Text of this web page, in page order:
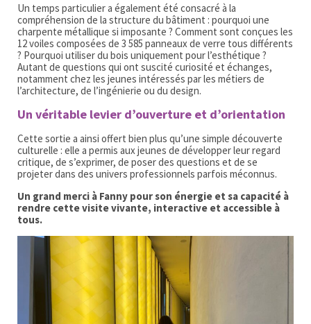
Un temps particulier a également été consacré à la
compréhension de la structure du bâtiment : pourquoi une
charpente métallique si imposante ? Comment sont conçues les
12 voiles composées de 3 585 panneaux de verre tous différents
? Pourquoi utiliser du bois uniquement pour l’esthétique ?
Autant de questions qui ont suscité curiosité et échanges,
notamment chez les jeunes intéressés par les métiers de
l’architecture, de l’ingénierie ou du design.
Un véritable levier d’ouverture et d’orientation
Cette sortie a ainsi offert bien plus qu’une simple découverte
culturelle : elle a permis aux jeunes de développer leur regard
critique, de s’exprimer, de poser des questions et de se
projeter dans des univers professionnels parfois méconnus.
Un grand merci à Fanny pour son énergie et sa capacité à
rendre cette visite vivante, interactive et accessible à
tous.